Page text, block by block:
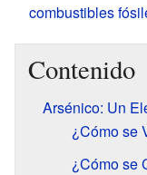
combustibles
Contenido
Arsénico: Un
¿Cómo se
¿Cómo se